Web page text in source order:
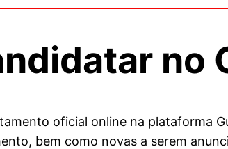
no
oficial online na plataforma
bem como novas a serem